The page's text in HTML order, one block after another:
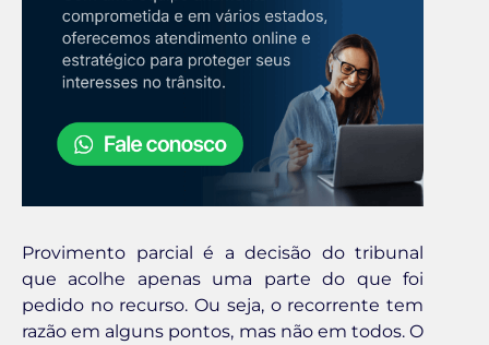
Provimento parcial é a decisão do tribunal
que acolhe apenas uma parte do que foi
pedido no recurso. Ou seja, o recorrente tem
razão em alguns pontos, mas não em todos. O